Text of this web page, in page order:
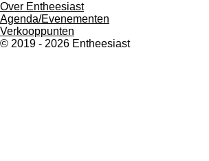
Over Entheesiast
Agenda/Evenementen
Verkooppunten
© 2019 - 2026 Entheesiast